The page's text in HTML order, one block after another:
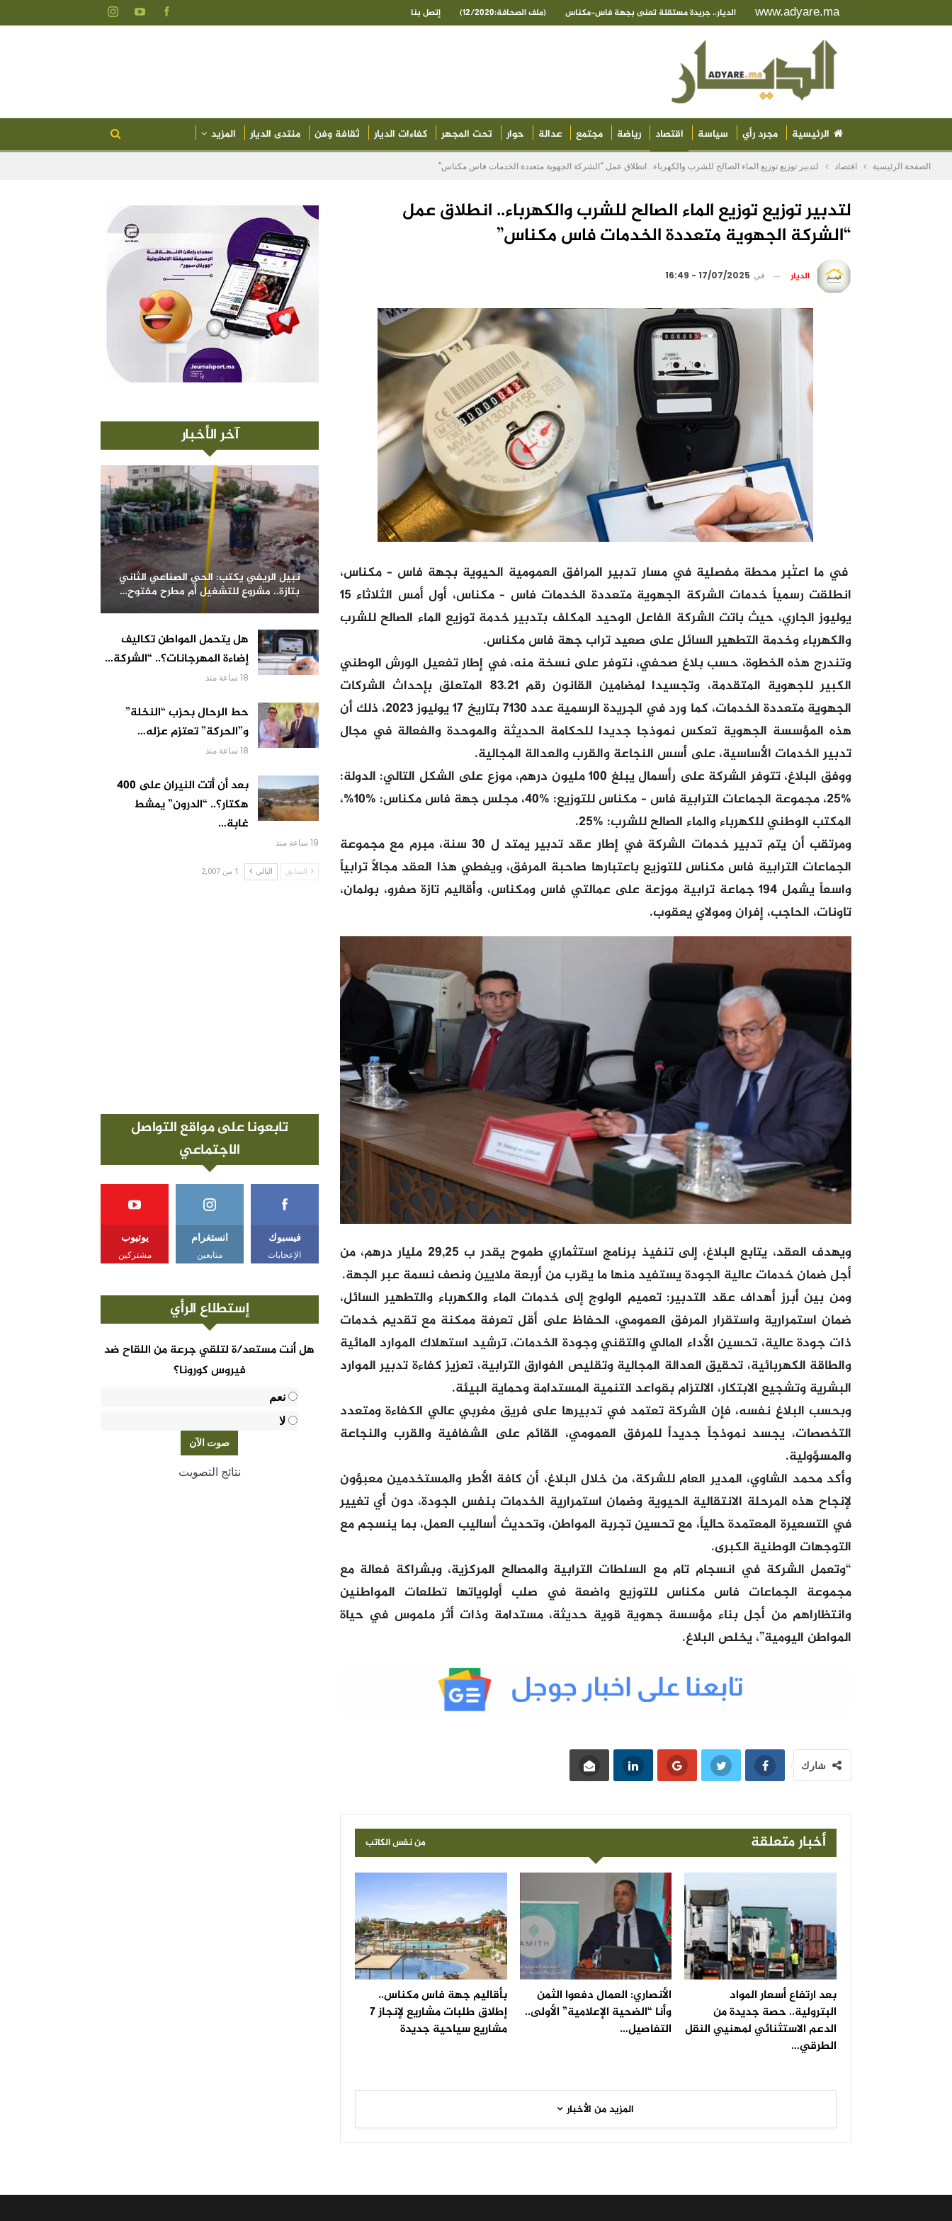
www.adyare.ma الديار.. جريدة مستقلة تعنى بجهة فاس-مكناس (ملف الصحافة:12/2020) إتصل بنا
الرئيسية مجرد رأي سياسة اقتصاد رياضة مجتمع عدالة حوار تحت المجهر كفاءات الديار ثقافة وفن منتدى الديار المزيد
الصفحة الرئيسية اقتصاد لتدبير توزيع توزيع الماء الصالح للشرب والكهرباء.. انطلاق عمل “الشركة الجهوية متعددة الخدمات فاس مكناس”
لتدبير توزيع توزيع الماء الصالح للشرب والكهرباء.. انطلاق عمل
“الشركة الجهوية متعددة الخدمات فاس مكناس”
الديار في 17/07/2025 - 16:49
في ما اعتُبر محطة مفصلية في مسار تدبير المرافق العمومية الحيوية بجهة فاس – مكناس،
انطلقت رسمياً خدمات الشركة الجهوية متعددة الخدمات فاس – مكناس، أول أمس الثلاثاء 15
يوليوز الجاري، حيث باتت الشركة الفاعل الوحيد المكلف بتدبير خدمة توزيع الماء الصالح للشرب
والكهرباء وخدمة التطهير السائل على صعيد تراب جهة فاس مكناس.
وتندرج هذه الخطوة، حسب بلاغ صحفي، نتوفر على نسخة منه، في إطار تفعيل الورش الوطني
الكبير للجهوية المتقدمة، وتجسيدا لمضامين القانون رقم 83.21 المتعلق بإحداث الشركات
الجهوية متعددة الخدمات، كما ورد في الجريدة الرسمية عدد 7130 بتاريخ 17 يوليوز 2023، ذلك أن
هذه المؤسسة الجهوية تعكس نموذجا جديدا للحكامة الحديثة والموحدة والفعالة في مجال
تدبير الخدمات الأساسية، على أسس النجاعة والقرب والعدالة المجالية.
ووفق البلاغ، تتوفر الشركة على رأسمال يبلغ 100 مليون درهم، موزع على الشكل التالي: الدولة:
%25، مجموعة الجماعات الترابية فاس – مكناس للتوزيع: %40، مجلس جهة فاس مكناس: %10%،
المكتب الوطني للكهرباء والماء الصالح للشرب: %25.
ومرتقب أن يتم تدبير خدمات الشركة في إطار عقد تدبير يمتد ل 30 سنة، مبرم مع مجموعة
الجماعات الترابية فاس مكناس للتوزيع باعتبارها صاحبة المرفق، ويغطي هذا العقد مجالاً ترابياً
واسعاً يشمل 194 جماعة ترابية موزعة على عمالتي فاس ومكناس، وأقاليم تازة صفرو، بولمان،
تاونات، الحاجب، إفران ومولاي يعقوب.
ويهدف العقد، يتابع البلاغ، إلى تنفيذ برنامج استثماري طموح يقدر ب 29,25 مليار درهم، من
أجل ضمان خدمات عالية الجودة يستفيد منها ما يقرب من أربعة ملايين ونصف نسمة عبر الجهة.
ومن بين أبرز أهداف عقد التدبير: تعميم الولوج إلى خدمات الماء والكهرباء والتطهير السائل،
ضمان استمرارية واستقرار المرفق العمومي، الحفاظ على أقل تعرفة ممكنة مع تقديم خدمات
ذات جودة عالية، تحسين الأداء المالي والتقني وجودة الخدمات، ترشيد استهلاك الموارد المائية
والطاقة الكهربائية، تحقيق العدالة المجالية وتقليص الفوارق الترابية، تعزيز كفاءة تدبير الموارد
البشرية وتشجيع الابتكار، الالتزام بقواعد التنمية المستدامة وحماية البيئة.
وبحسب البلاغ نفسه، فإن الشركة تعتمد في تدبيرها على فريق مغربي عالي الكفاءة ومتعدد
التخصصات، يجسد نموذجاً جديداً للمرفق العمومي، القائم على الشفافية والقرب والنجاعة
والمسؤولية.
وأكد محمد الشاوي، المدير العام للشركة، من خلال البلاغ، أن كافة الأطر والمستخدمين معبؤون
لإنجاح هذه المرحلة الانتقالية الحيوية وضمان استمرارية الخدمات بنفس الجودة، دون أي تغيير
في التسعيرة المعتمدة حالياً، مع تحسين تجربة المواطن، وتحديث أساليب العمل، بما ينسجم مع
التوجهات الوطنية الكبرى.
“وتعمل الشركة في انسجام تام مع السلطات الترابية والمصالح المركزية، وبشراكة فعالة مع
مجموعة الجماعات فاس مكناس للتوزيع واضعة في صلب أولوياتها تطلعات المواطنين
وانتظاراهم من أجل بناء مؤسسة جهوية قوية حديثة، مستدامة وذات أثر ملموس في حياة
المواطن اليومية”، يخلص البلاغ.
شارك
أخبار متعلقة من نفس الكاتب
بعد ارتفاع أسعار المواد
البترولية.. حصة جديدة من
الدعم الاستثنائي لمهنيي النقل
الطرقي…
الأنصاري: العمال دفعوا الثمن
وأنا “الضحية الإعلامية” الأولى..
التفاصيل…
بأقاليم جهة فاس مكناس..
إطلاق طلبات مشاريع لإنجاز 7
مشاريع سياحية جديدة
المزيد من الأخبار
آخر الأخبار
نبيل الريفي يكتب: الحي الصناعي الثاني
بتازة.. مشروع للتشغيل أم مطرح مفتوح…
هل يتحمل المواطن تكاليف
إضاءة المهرجانات؟.. “الشركة…
18 ساعة منذ
حط الرحال بحزب “النخلة”
و”الحركة” تعتزم عزله…
18 ساعة منذ
بعد أن أتت النيران على 400
هكتار؟.. “الدرون” يمشط
غابة…
19 ساعة منذ
السابق التالي 1 من 2,007
تابعونا على مواقع التواصل
الاجتماعي
فيسبوك
الإعجابات
انستغرام
متابعين
يوتيوب
مشتركين
إستطلاع الرأي
هل أنت مستعد/ة لتلقي جرعة من اللقاح ضد
فيروس كورونا؟
نعم
لا
نتائج التصويت